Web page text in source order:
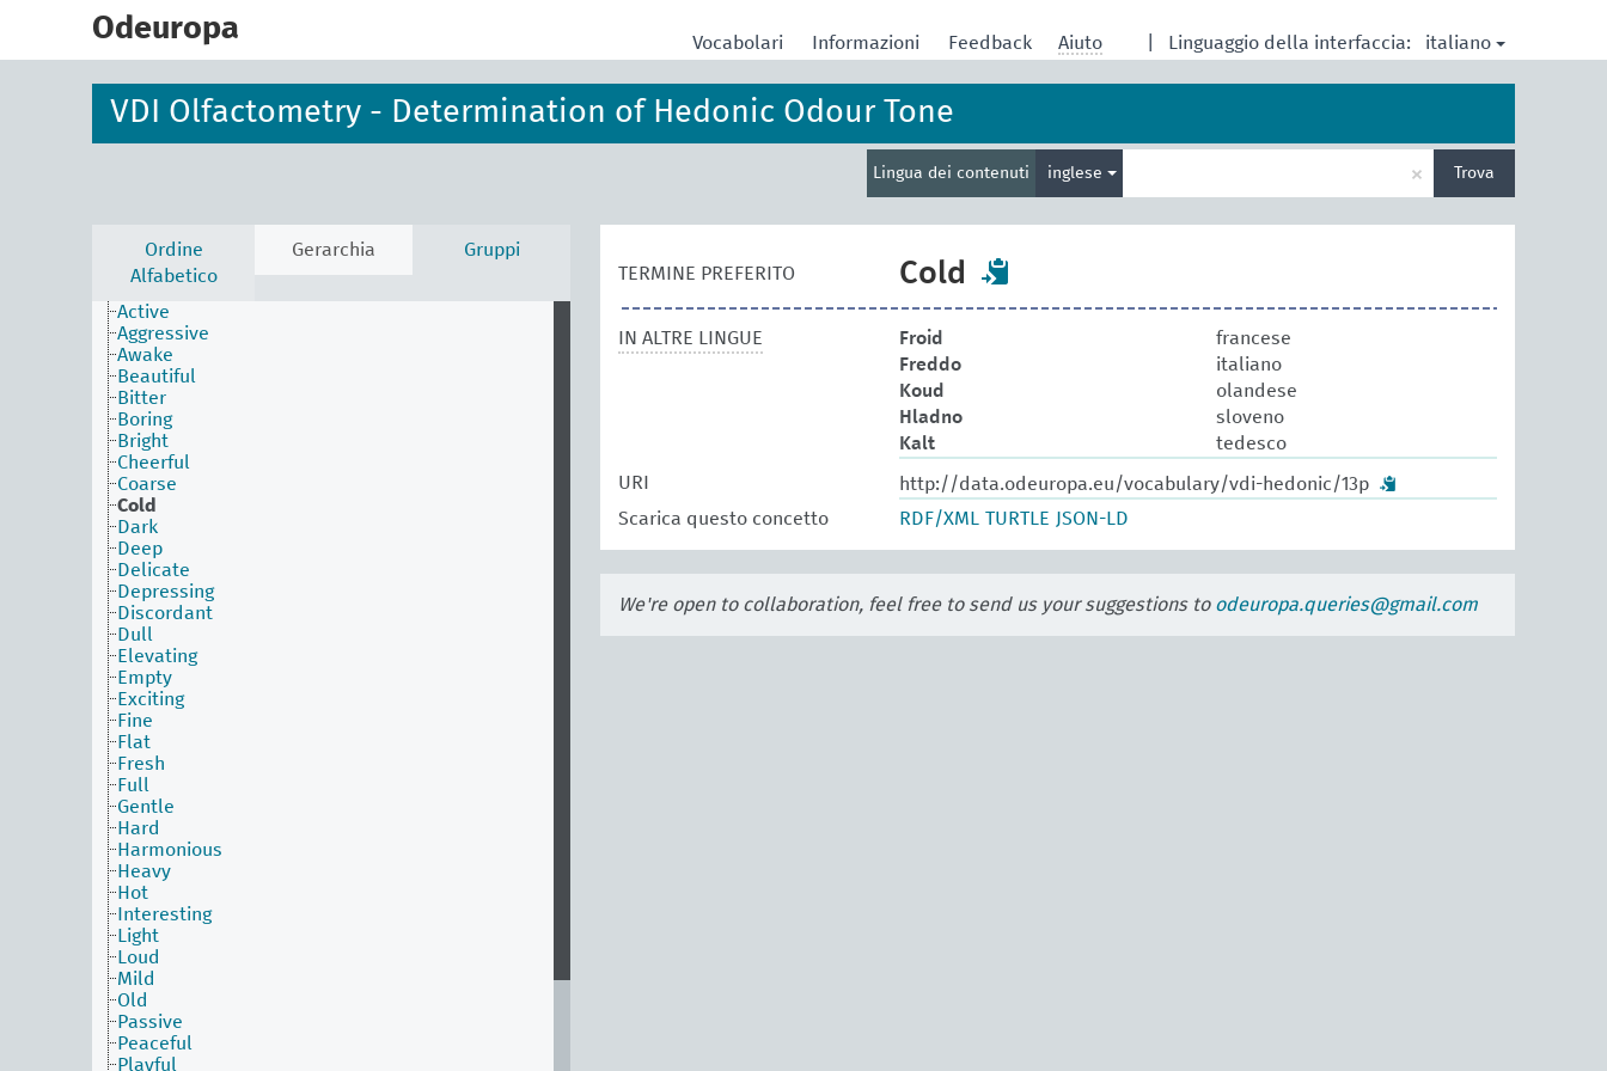
Odeuropa Linguaggio della interfaccia: italiano
Vocabolari Informazioni Feedback Aiuto
VDI Olfactometry - Determination of Hedonic Odour Tone
Lingua dei contenuti inglese
per
× Trova
Ordine
Alfabetico
Gerarchia Gruppi
Active
Aggressive
Awake
Beautiful
Bitter
Boring
Bright
Cheerful
Coarse
Cold
Dark
Deep
Delicate
Depressing
Discordant
Dull
Elevating
Empty
Exciting
Fine
Flat
Fresh
Full
Gentle
Hard
Harmonious
Heavy
Hot
Interesting
Light
Loud
Mild
Old
Passive
Peaceful
Playful
TERMINE PREFERITO Cold
IN ALTRE LINGUE Froid
francese
Freddo
italiano
Koud
olandese
Hladno
sloveno
Kalt
tedesco
URI
http://data.odeuropa.eu/vocabulary/vdi-hedonic/13p
Scarica questo concetto
RDF/XML TURTLE JSON-LD
We're open to collaboration, feel free to send us your suggestions to odeuropa.queries@gmail.com